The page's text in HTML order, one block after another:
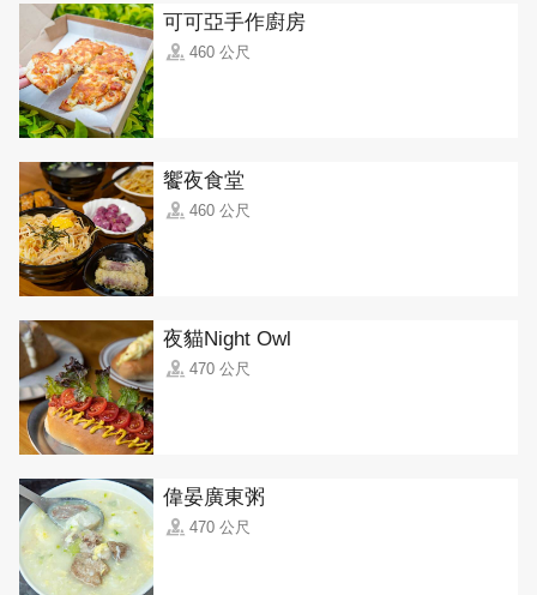
可可亞手作廚房
460 公尺
饗夜食堂
460 公尺
夜貓Night Owl
470 公尺
偉晏廣東粥
470 公尺